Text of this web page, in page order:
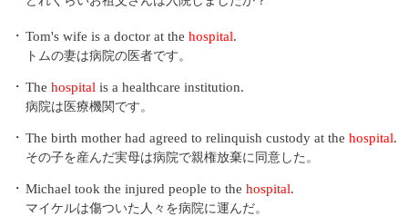
・ Tom's wife is a doctor at the hospital.
トムの妻は病院の医者です。
・ The hospital is a healthcare institution.
病院は医療機関です。
・ The birth mother had agreed to relinquish custody at the hospital.
その子を産んだ実母は病院で親権放棄に同意した。
・ Michael took the injured people to the hospital.
マイケルは傷ついた人々を病院に運んだ。